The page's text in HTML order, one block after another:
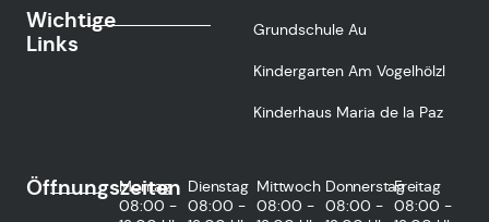
Wichtige
Links
Grundschule Au
Kindergarten Am Vogelhölzl
Kinderhaus Maria de la Paz
Öffnungszeiten
Montag
08:00 -
Dienstag
08:00 -
Mittwoch
08:00 -
Donnerstag
08:00 -
Freitag
08:00 -